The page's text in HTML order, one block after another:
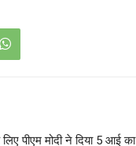
पीएम मोदी ने दिया 5 आई का